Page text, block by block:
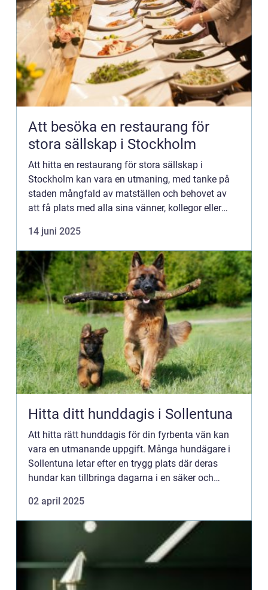
Att besöka en restaurang för
stora sällskap i Stockholm
Att hitta en restaurang för stora sällskap i
Stockholm kan vara en utmaning, med tanke på
staden mångfald av matställen och behovet av
att få plats med alla sina vänner, kollegor eller
14 juni 2025
Hitta ditt hunddagis i Sollentuna
Att hitta rätt hunddagis för din fyrbenta vän kan
vara en utmanande uppgift. Många hundägare i
Sollentuna letar efter en trygg plats där deras
hundar kan tillbringa dagarna i en säker och
02 april 2025